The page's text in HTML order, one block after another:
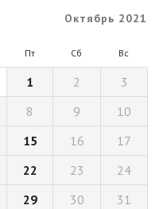
Октябрь 2021
Пт Сб Вс
1 2
3
8 9
10
15 16
17
22 23
24
29 30
31